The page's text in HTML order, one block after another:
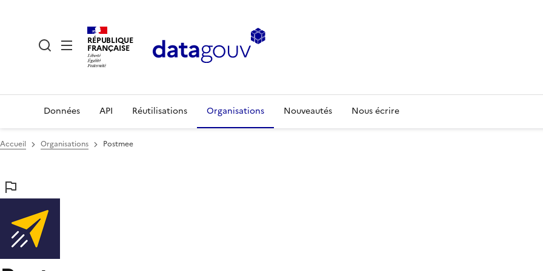
RÉPUBLIQUE
FRANÇAISE
Données API Réutilisations Organisations Nouveautés Nous écrire
Accueil Organisations Postmee